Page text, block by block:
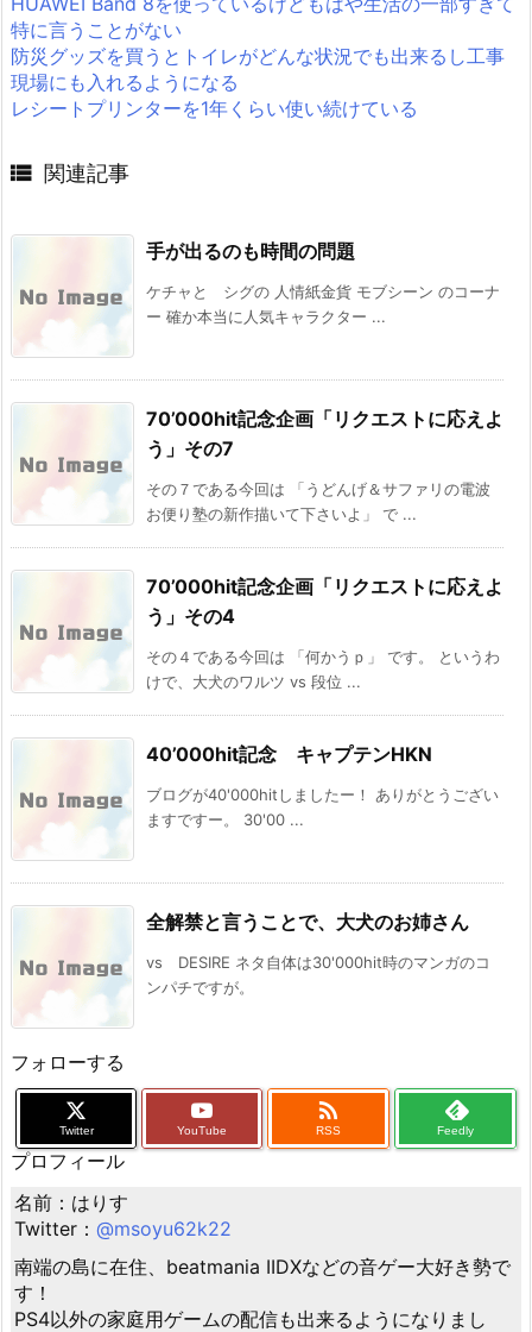
特に言うことがない
防災グッズを買うとトイレがどんな状況でも出来るし工事
現場にも入れるようになる
レシートプリンターを1年くらい使い続けている
 関連記事
手が出るのも時間の問題
ケチャと シグの 人情紙金貨 モブシーン のコーナ
ー 確か本当に人気キャラクター ...
70’000hit記念企画「リクエストに応えよ
う」その7
その７である今回は 「うどんげ＆サファリの電波
お便り塾の新作描いて下さいよ」 で ...
70’000hit記念企画「リクエストに応えよ
う」その4
その４である今回は 「何かうｐ」 です。 というわ
けで、大犬のワルツ vs 段位 ...
40’000hit記念 キャプテンHKN
ブログが40'000hitしましたー！ ありがとうござい
ますですー。 30'00 ...
全解禁と言うことで、大犬のお姉さん
vs DESIRE ネタ自体は30'000hit時のマンガのコ
ンパチですが。
フォローする
Twitter YouTube

RSS Feedly
プロフィール
名前：はりす
Twitter： @msoyu62k22
南端の島に在住、beatmania IIDXなどの音ゲー大好き勢で
す！
PS4以外の家庭用ゲームの配信も出来るようになりまし